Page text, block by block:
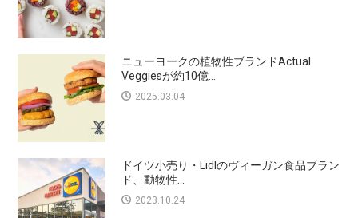
ニューヨークの植物性ブランドActual
Veggiesが約10億...
2025.03.04
ドイツ小売り・Lidlのヴィーガン食品ブラン
ド、動物性...
2023.10.24